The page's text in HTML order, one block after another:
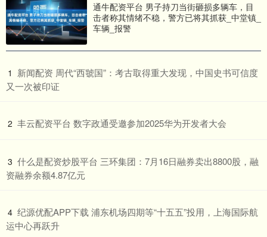
通牛配资平台 男子持刀当街砸损多辆车，目
击者称其情绪不稳，警方已将其抓获_中堂镇_
车辆_报警
1 ​新闻配资 周代“西虢国”：考古取得重大发现，中国史书可信度
又一次被印证
2 ​丰云配资平台 数字政通受邀参加2025华为开发者大会
3 ​什么是配资炒股平台 三环集团：7月16日融券卖出8800股，融
资融券余额4.87亿元
4 ​纪源优配APP下载 浦东机场四期等“十五五”投用，上海国际航
运中心再跃升